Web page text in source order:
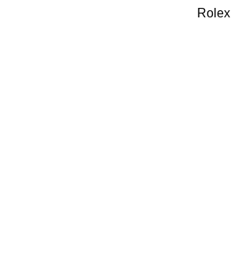
Rolex